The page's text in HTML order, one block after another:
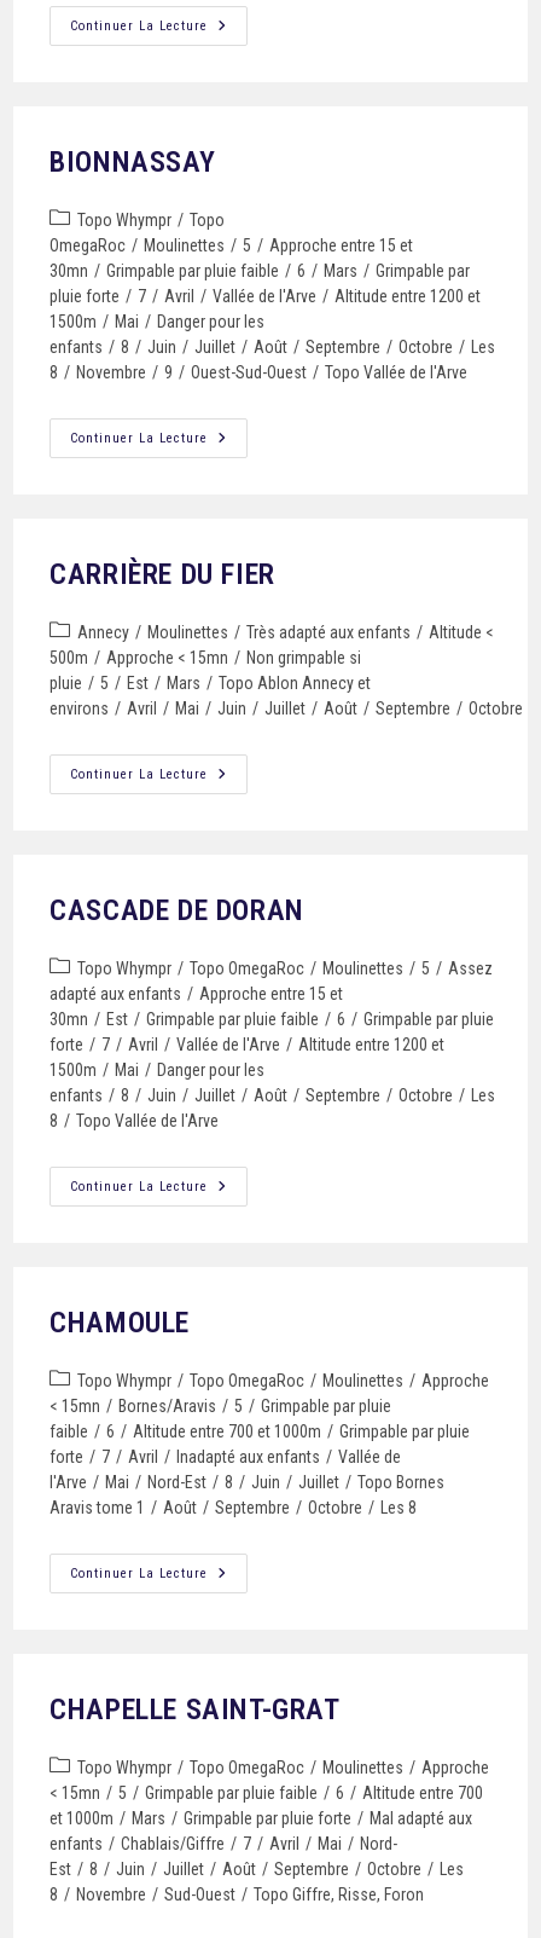
Continuer La Lecture
BIONNASSAY
Topo Whympr / Topo
OmegaRoc / Moulinettes / 5 / Approche entre 15 et
30mn / Grimpable par pluie faible / 6 / Mars / Grimpable par
pluie forte / 7 / Avril / Vallée de l'Arve / Altitude entre 1200 et
1500m / Mai / Danger pour les
enfants / 8 / Juin / Juillet / Août / Septembre / Octobre /
Les
8 / Novembre / 9 / Ouest-Sud-Ouest / Topo Vallée de l'Arve
Continuer La Lecture
CARRIÈRE DU FIER
Annecy / Moulinettes / Très adapté aux enfants / Altitude <
500m / Approche < 15mn / Non grimpable si
pluie / 5 / Est / Mars / Topo Ablon Annecy et
environs / Avril / Mai / Juin / Juillet / Août / Septembre / Octobre
Continuer La Lecture
CASCADE DE DORAN
Topo Whympr / Topo OmegaRoc / Moulinettes / 5 / Assez
adapté aux enfants / Approche entre 15 et
30mn / Est / Grimpable par pluie faible / 6 / Grimpable par pluie
forte / 7 / Avril / Vallée de l'Arve / Altitude entre 1200 et
1500m / Mai / Danger pour les
enfants / 8 / Juin / Juillet / Août / Septembre / Octobre /
Les
8 / Topo Vallée de l'Arve
Continuer La Lecture
CHAMOULE
Topo Whympr / Topo OmegaRoc / Moulinettes / Approche
< 15mn / Bornes/Aravis / 5 / Grimpable par pluie
faible / 6 / Altitude entre 700 et 1000m / Grimpable par pluie
forte / 7 / Avril / Inadapté aux enfants / Vallée de
l'Arve / Mai / Nord-Est / 8 / Juin / Juillet / Topo Bornes
Aravis tome 1 / Août / Septembre / Octobre / Les 8
Continuer La Lecture
CHAPELLE SAINT-GRAT
Topo Whympr / Topo OmegaRoc / Moulinettes / Approche
< 15mn / 5 / Grimpable par pluie faible / 6 / Altitude entre 700
et 1000m / Mars / Grimpable par pluie forte / Mal adapté aux
enfants / Chablais/Giffre / 7 / Avril / Mai / Nord-
Est / 8 / Juin / Juillet / Août / Septembre / Octobre /
Les
8 / Novembre / Sud-Ouest / Topo Giffre, Risse, Foron